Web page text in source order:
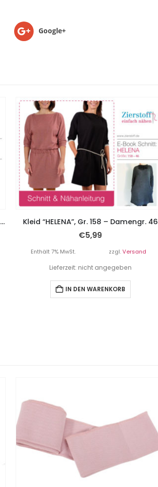
Google+
Collegejacke mit teilbarem Reißverschluss “Bennie”, Gr. 158 – Damengr. 46 Kleid “HELENA”, Gr. 158 – Damengr. 46
€5,99
Enthält 7% MwSt. zzgl.Versand
Lieferzeit: nicht angegeben
IN DEN WARENKORB